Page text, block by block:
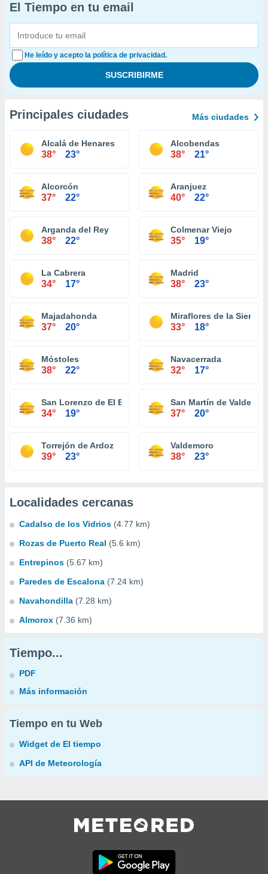
El Tiempo en tu email
He leído y acepto la política de privacidad.
Principales ciudades Más ciudades
Alcalá de Henares
38° 23°
Alcobendas
38° 21°
Alcorcón
37° 22°
Aranjuez
40° 22°
Arganda del Rey
38° 22°
Colmenar Viejo
35° 19°
La Cabrera
34° 17°
Madrid
38° 23°
Majadahonda
37° 20°
Miraflores de la Sierra
33° 18°
Móstoles
38° 22°
Navacerrada
32° 17°
San Lorenzo de El Escorial
34° 19°
San Martín de
37° 20°
Torrejón de Ardoz
39° 23°
Valdemoro
38° 23°
Localidades cercanas
Cadalso de los Vidrios (4.77 km)
Rozas de Puerto Real (5.6 km)
Entrepinos (5.67 km)
Paredes de Escalona (7.24 km)
Navahondilla (7.28 km)
Almorox (7.36 km)
Tiempo...
PDF
Más información
Tiempo en tu Web
Widget de El tiempo
API de Meteorología